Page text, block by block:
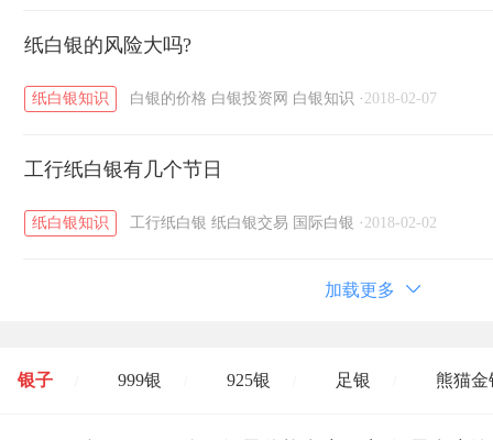
纸白银的风险大吗?
纸白银知识 白银的价格 白银投资网 白银知识 · 2018-02-07
工行纸白银有几个节日
纸白银知识 工行纸白银 纸白银交易 国际白银 · 2018-02-02
加载更多
银子 999银 925银 足银 熊猫金